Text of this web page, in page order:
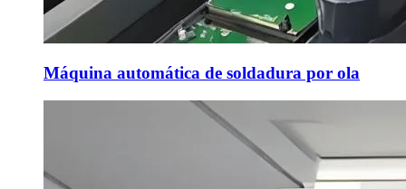
Máquina automática de soldadura por ola